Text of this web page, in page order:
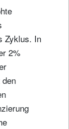
Zyklus. In
2%